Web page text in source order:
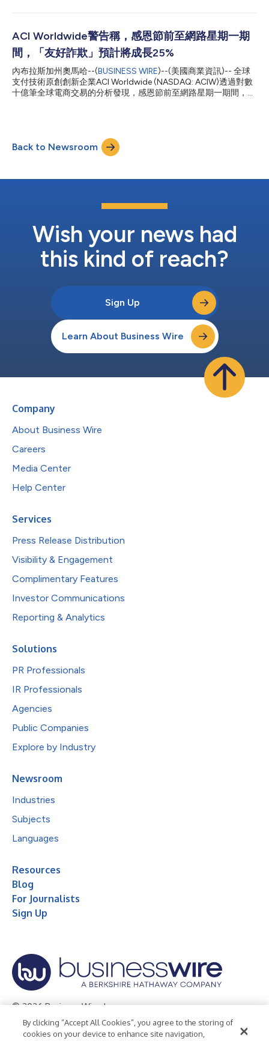
位格局。 這份標題為《轉型中的支付：變革時代的領導力》的報
業領導者的調查為基礎。結果顯示，儘管69%的高階主管認為所在
企業是支付領域的領導者，但僅有不到半數(44%)表示支付創新是
C級主管群的優先事項。 這種脫節源於多重障礙，而這些障礙在未
來一年的隱性成本將日益彰顯。超過半數(55%)的高階主管承認尚
未充分利用現有技術，44%將遺留平台列為創新的最大障礙。內
部阻力進一步加劇了挑戰，53%的受訪者指出文化障礙是拖累轉型
速度的關鍵因素。 由此形成的「現代化差距」導致雄心與執行脫
ACI Worldwide警告稱，感恩節前至網路星期一期
間，「友好詐欺」預計將成長25%
內布拉斯加州奧馬哈--(BUSINESS WIRE)--(美國商業資訊)-- 全球
支付技術原創創新企業ACI Worldwide (NASDAQ: ACIW)透過對數
十億筆全球電商交易的分析發現，感恩節前至網路星期一期間，
近期的一份產業報告顯示，僅2024年一年，這類詐欺就給零售商
造成了1030億美元的損失。 今年假日季，「友好詐欺」相關商品
的平均交易金額預計將達到291美元，較去年同期高出52美元，較
Erika Dietrich表示：「這些資料令人震驚，也反映出消費者的行為
的推波助瀾，退款濫用和友好詐欺現象激增。各類平台傳播所謂的
『退款技巧』，讓這種濫用行為看似合情合理，而商家卻要承擔營
的複雜性，都為投機性...
Back to Newsroom
Wish your news had
this kind of reach?
Sign Up
Learn About Business Wire
Company
About Business Wire
Careers
Media Center
Help Center
Services
Press Release Distribution
Visibility & Engagement
Complimentary Features
Investor Communications
Reporting & Analytics
Solutions
PR Professionals
IR Professionals
Agencies
Public Companies
Explore by Industry
Newsroom
Industries
Subjects
Languages
Resources
Blog
For Journalists
Sign Up
© 2026 Business Wire, Inc.
Privacy Policy Cookie Policy Accessibility Statement
By clicking “Accept All Cookies”, you agree to the storing of
cookies on your device to enhance site navigation,